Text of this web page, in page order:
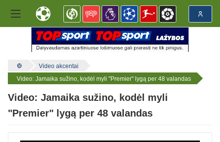
Video akcentai
Video: Jamaika sužino, kodėl myli "Premier" lygą per 48 valandas
Video: Jamaika sužino, kodėl myli
"Premier" lygą per 48 valandas